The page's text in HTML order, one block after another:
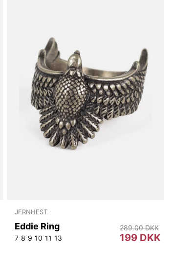
JERNHEST
Eddie Ring
7 8 9 10 11 13 199 DKK
289.00 DKK